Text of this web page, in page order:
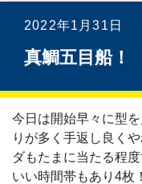
2022年1月31日
真鯛五目船！
今日は開始早々に型
りが多く手返し良く
ダもたまに当たる程
いい時間帯もあり4枚